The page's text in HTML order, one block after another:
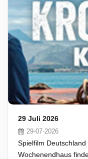
29 Juli 2026
29-07-2026
Spielfilm
Wochenendhaus